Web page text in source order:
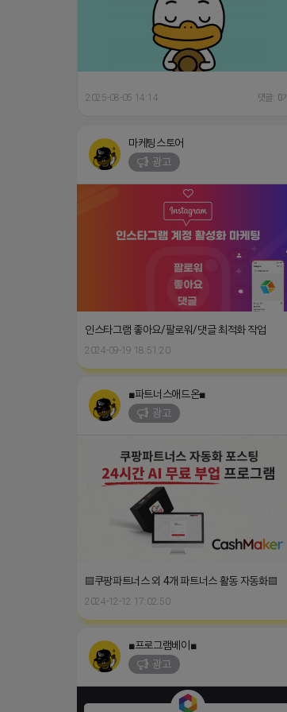
2025-08-05 14:14 댓글: 0개
마케팅스토어
광고
인스타그램 좋아요/팔로워/댓글 최적화 작업
2024-09-19 18:51:20
■파트너스애드온■
광고
▤쿠팡파트너스 외 4개 파트너스 활동 자동화▤
2024-12-12 17:02:50
■프로그램베이■
광고